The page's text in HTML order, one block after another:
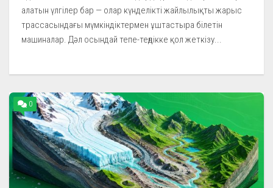
алатын үлгілер бар — олар күнделікті жайлылықты жарыс
трассасындағы мүмкіндіктермен ұштастыра білетін
машиналар. Дәл осындай тепе-теңдікке қол жеткізу...
0